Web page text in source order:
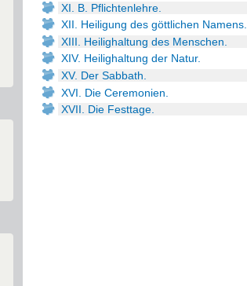
XI. B. Pflichtenlehre.
XII. Heiligung des göttlichen Namens.
XIII. Heilighaltung des Menschen.
XIV. Heilighaltung der Natur.
XV. Der Sabbath.
XVI. Die Ceremonien.
XVII. Die Festtage.